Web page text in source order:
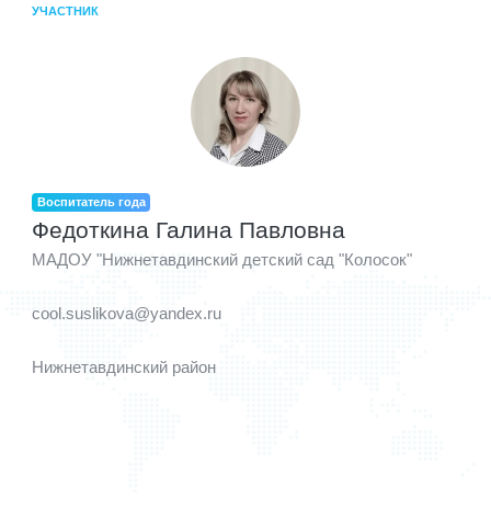
УЧАСТНИК
Воспитатель года
Федоткина Галина Павловна
МАДОУ "Нижнетавдинский детский сад "Колосок"
cool.suslikova@yandex.ru
Нижнетавдинский район